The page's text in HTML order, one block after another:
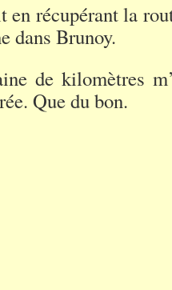
récupérant la
dans Brunoy.
de kilomètres
Que du bon.